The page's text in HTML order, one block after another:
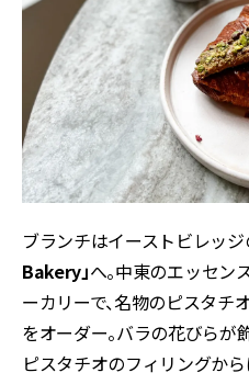
ブランチはイーストビレッ
Bakery」へ。中東のエッセ
ーカリーで、名物のピスタ
をオーダー。バラの花びらが
ピスタチオのフィリングか